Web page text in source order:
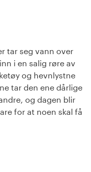
tar seg vann over
i en salig røre av
og hevnlystne
tar den ene dårlige
og dagen blir
for at noen skal få